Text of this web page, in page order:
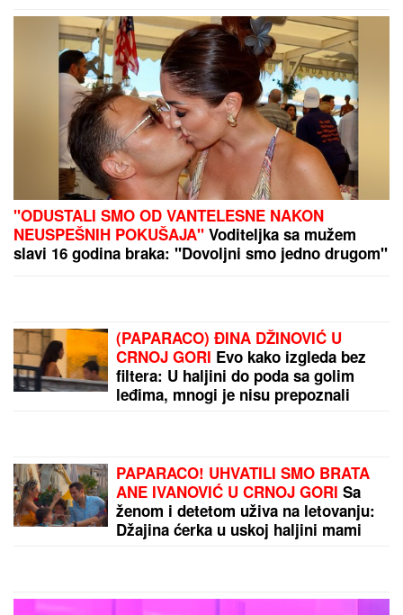
"ODUSTALI SMO OD VANTELESNE NAKON
NEUSPEŠNIH POKUŠAJA" Voditeljka sa mužem
slavi 16 godina braka: "Dovoljni smo jedno drugom"
(PAPARACO) ĐINA DŽINOVIĆ U
CRNOJ GORI Evo kako izgleda bez
filtera: U haljini do poda sa golim
leđima, mnogi je nisu prepoznali
PAPARACO! UHVATILI SMO BRATA
ANE IVANOVIĆ U CRNOJ GORI Sa
ženom i detetom uživa na letovanju:
Džajina ćerka u uskoj haljini mami